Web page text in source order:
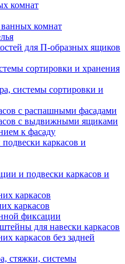
комнат
комнат
для П-образных ящиков
сортировки и хранения
системы сортировки и
с распашными фасадами
с выдвижными ящиками
к фасаду
каркасов и
и подвески каркасов и
каркасов
каркасов
фиксации
для навески каркасов
каркасов без задней
стяжки, системы